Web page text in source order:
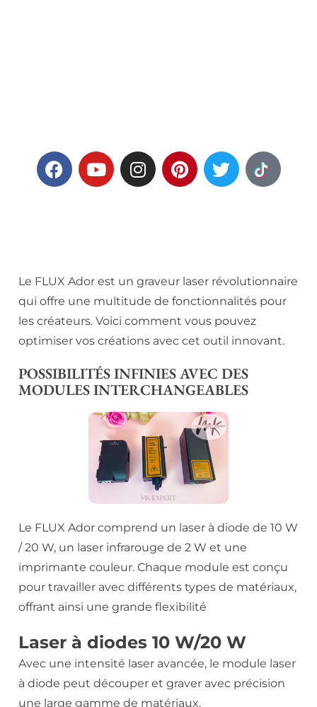
Le FLUX Ador est un graveur laser révolutionnaire
qui offre une multitude de fonctionnalités pour
les créateurs. Voici comment vous pouvez
optimiser vos créations avec cet outil innovant.
POSSIBILITÉS INFINIES AVEC DES
MODULES INTERCHANGEABLES
Le FLUX Ador comprend un laser à diode de 10 W
/ 20 W, un laser infrarouge de 2 W et une
imprimante couleur. Chaque module est conçu
pour travailler avec différents types de matériaux,
offrant ainsi une grande flexibilité
Laser à diodes 10 W/20 W
Avec une intensité laser avancée, le module laser
à diode peut découper et graver avec précision
une large gamme de matériaux.